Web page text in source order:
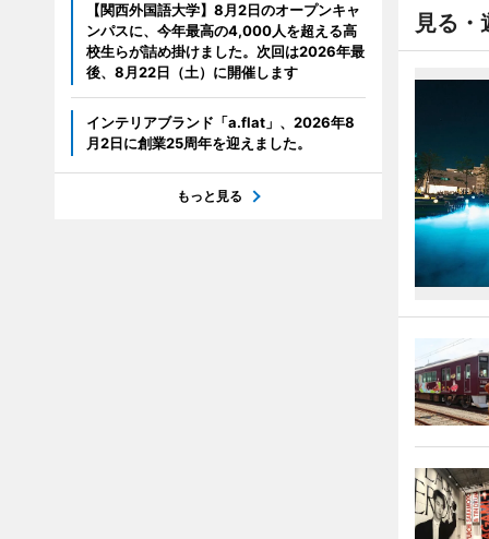
見る・
【関西外国語大学】8月2日のオープンキャ
ンパスに、今年最高の4,000人を超える高
校生らが詰め掛けました。次回は2026年最
後、8月22日（土）に開催します
インテリアブランド「a.flat」、2026年8
月2日に創業25周年を迎えました。
もっと見る